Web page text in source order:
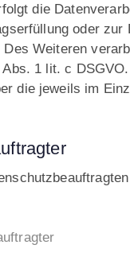
die
oder
Weiteren
1 lit. c
die jeweils im